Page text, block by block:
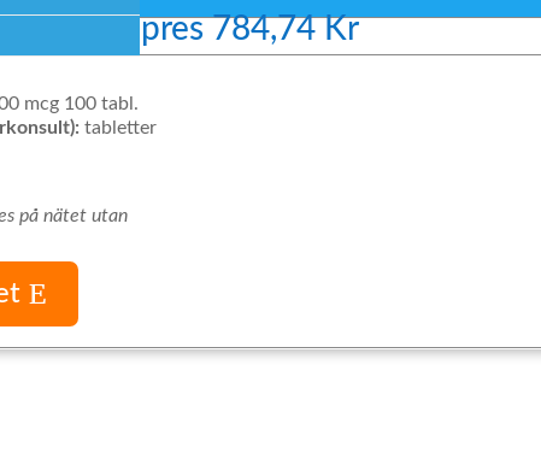
Pris Catapres 784,74 Kr
mcg 100 tabl.
tabletter
på nätet utan